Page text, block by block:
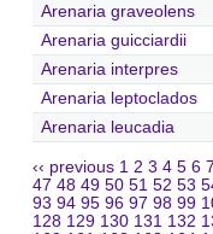
Arenaria graveolens
Arenaria guicciardii
Arenaria interpres
Arenaria leptoclados
Arenaria leucadia
‹‹ previous 1 2 3 4 5 6 7
47 48 49 50 51 52 53
93 94 95 96 97 98 99
128 129 130 131 132